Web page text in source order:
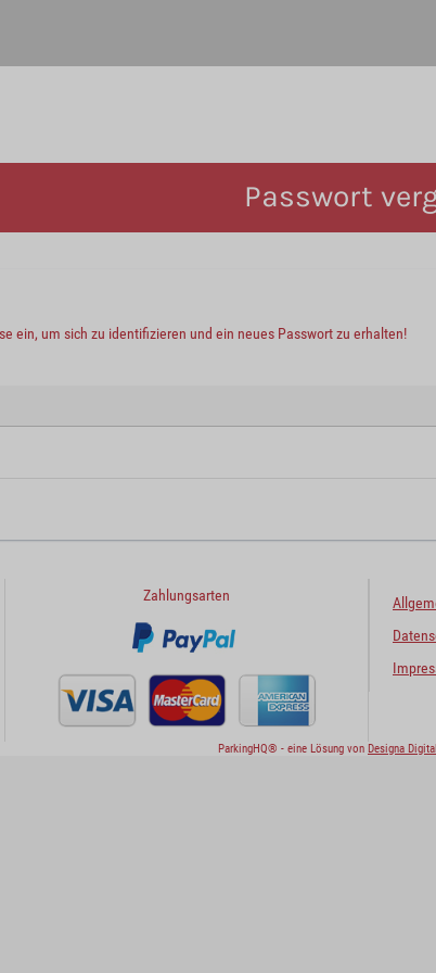
Passwort
ein, um sich zu identifizieren und ein neues Passwort zu erhalten!
Zahlungsarten
ParkingHQ® - eine Lösung von Designa